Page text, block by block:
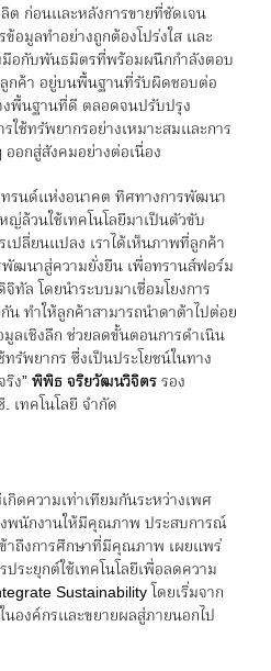
ต ก่อนและหลังการขายที่ชัดเจน
อมูลทำอย่างถูกต้องโปร่งใส และ
อกับพันธมิตรที่พร้อมผนึกกำลังตอบ
กค้า อยู่บนพื้นฐานที่รับผิดชอบต่อ
งพื้นฐานที่ดี ตลอดจนปรับปรุง
ใช้ทรัพยากรอย่างเหมาะสมและการ
อกสู่สังคมอย่างต่อเนื่อง
ทรนด์แห่งอนาคต ทิศทางการพัฒนา
ญ่ล้วนใช้เทคโนโลยีมาเป็นตัวขับ
ปลี่ยนแปลง เราได้เห็นภาพที่ลูกค้า
พัฒนาสู่ความยั่งยืน เพื่อทรานส์ฟอร์ม
ทัล โดยนำระบบมาเชื่อมโยงการ
น ทำให้ลูกค้าสามารถนำดาต้าไปต่อย
ลเชิงลึก ช่วยลดขั้นตอนการดำเนิน
รัพยากร ซึ่งเป็นประโยชน์ในทาง
ง”พิพิธ จริยวัฒนวิจิตรรอง
เทคโนโลยี จำกัด
กิดความเท่าเทียมกันระหว่างเพศ
พนักงานให้มีคุณภาพ ประสบการณ์
ข้าถึงการศึกษาที่มีคุณภาพ เผยแพร่
ระยุกต์ใช้เทคโนโลยีเพื่อลดความ
Sustainability โดยเริ่มจาก
นองค์กรและขยายผลสู่ภายนอกไป